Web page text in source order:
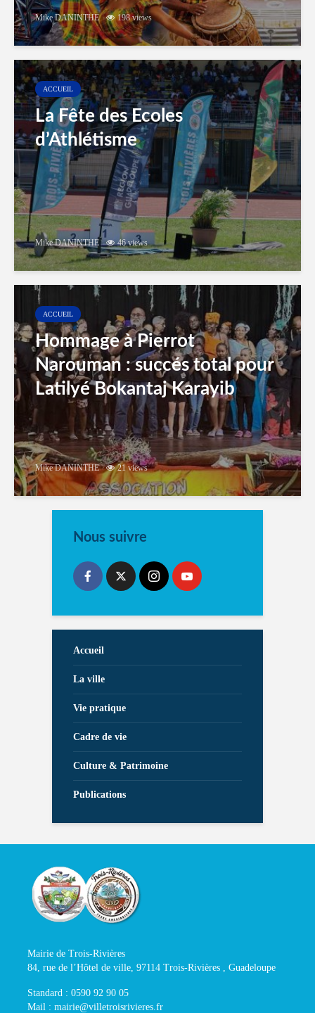
Mike DANINTHE 198 views
ACCUEIL
La Fête des Ecoles
d’Athlétisme
Mike DANINTHE 46 views
ACCUEIL
Hommage à Pierrot
Narouman : succés total pour
Latilyé Bokantaj Karayib
Mike DANINTHE 21 views
Nous suivre
Accueil
La ville
Vie pratique
Cadre de vie
Culture & Patrimoine
Publications
Mairie de Trois-Rivières
84, rue de l’Hôtel de ville, 97114 Trois-Rivières , Guadeloupe
Standard : 0590 92 90 05
Mail : mairie@villetroisrivieres.fr